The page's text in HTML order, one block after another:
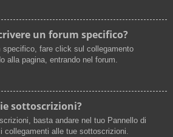
un forum specifico?
specifico, fare click sul collegamento
alla pagina, entrando nel forum.
sottoscrizioni?
basta andare nel tuo Pannello di
collegamenti alle tue sottoscrizioni.